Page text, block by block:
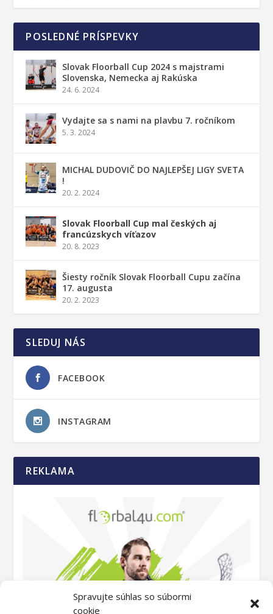
Spravujte súhlas so súbormi
cookie
POSLEDNÉ PRÍSPEVKY
Slovak Floorball Cup 2024 s majstrami
Slovenska, Nemecka aj Rakúska
24. 6. 2024
Vydajte sa s nami na plavbu 7. ročníkom
5. 3. 2024
MICHAL DUDOVIČ DO NAJLEPŠEJ LIGY SVETA
!
20. 2. 2024
Slovak Floorball Cup mal českých aj
francúzskych víťazov
20. 8. 2023
Šiesty ročník Slovak Floorball Cupu začína
17. augusta
20. 2. 2023
SLEDUJ NÁS
FACEBOOK
INSTAGRAM
REKLAMA